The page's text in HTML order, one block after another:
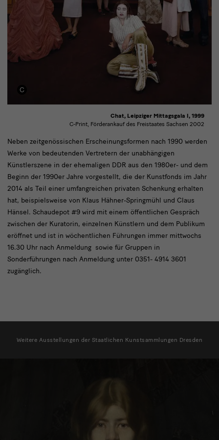
text
Neben zeitgenössischen Erscheinungsformen nach 1990 werden
Werke von bedeutenden Vertretern der unabhängigen
Künstlerszene in der ehemaligen DDR aus den 1980er- und dem
Beginn der 1990er Jahre vorgestellt, die der Kunstfonds im Jahr
2014 als Teil einer umfangreichen privaten Schenkung erhalten
hat, beispielsweise von Klaus Hähner-Springmühl und Claus
Hänsel. Schaudepot #9 wird mit einem öffentlichen Gespräch
zwischen der Kuratorin, einzelnen Künstlern und dem Publikum
eröffnet und ist in wöchentlichen Führungen immer mittwochs
16.30 Uhr nach Anmeldung sowie für Gruppen in
Sonderführungen nach Anmeldung unter 0351- 4914 3601
zugänglich.
Chat, Leipziger Mittagsgala I, 1999
C-Print, Förderankauf des Freistaates Sachsen 2002
Ausstellungen
Weitere Ausstellungen der Staatlichen Kunstsammlungen Dresden